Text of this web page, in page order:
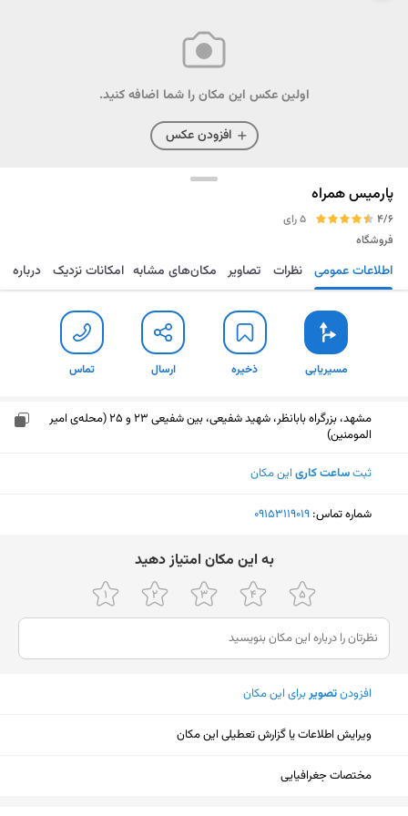
اولین عکس این مکان را شما اضافه کنید.
افزودن عکس
پارمیس همراه
4/6
5 رای
فروشگاه
مسیریابی ذخیره ارسال تماس اطلاعات عمومی نظرات تصاویر مکان‌های مشابه امکانات نزدیک درباره
مسیریابی ذخیره ارسال تماس
مشهد، بزرگراه بابانظر، شهید شفیعی، بین شفیعی 23 و 25 (محله‌ی امیر
المومنین)
ثبتساعت کاری این مکان
شماره تماس: ‎09153119019
ﺑﻪ اﯾﻦ ﻣﮑﺎن اﻣﺘﯿﺎز دﻫﯿﺪ
افزودنتصویربرای این مکان
ویرایش اطلاعات یا گزارش تعطیلی این مکان
مختصات جغرافیایی